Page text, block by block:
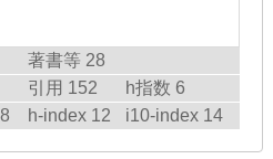
著書等 28
引用 152 h指数 6
h-index 12 i10-index 14